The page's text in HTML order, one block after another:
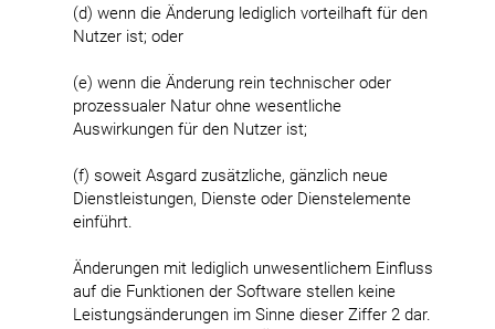
(d) wenn die Änderung lediglich vorteilhaft für den
Nutzer ist; oder
(e) wenn die Änderung rein technischer oder
prozessualer Natur ohne wesentliche
Auswirkungen für den Nutzer ist;
(f) soweit Asgard zusätzliche, gänzlich neue
Dienstleistungen, Dienste oder Dienstelemente
einführt.
Änderungen mit lediglich unwesentlichem Einfluss
auf die Funktionen der Software stellen keine
Leistungsänderungen im Sinne dieser Ziffer 2 dar.